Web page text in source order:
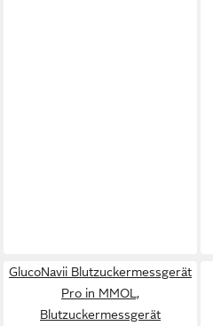
GlucoNavii Blutzuckermessgerät
Pro in MMOL,
Blutzuckermessgerät